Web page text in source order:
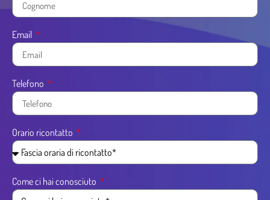
Email
Telefono
Orario ricontatto
Come ci hai conosciuto